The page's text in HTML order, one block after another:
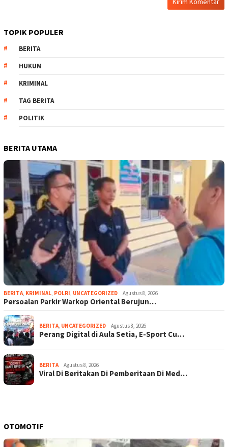
TOPIK POPULER
BERITA
HUKUM
KRIMINAL
TAG BERITA
POLITIK
BERITA UTAMA
BERITA, KRIMINAL, POLRI, UNCATEGORIZED Agustus 8, 2026
Persoalan Parkir Warkop Oriental Berujun…
BERITA, UNCATEGORIZED Agustus 8, 2026
Perang Digital di Aula Setia, E-Sport Cu…
BERITA Agustus 8, 2026
Viral Di Beritakan Di Pemberitaan Di Med…
OTOMOTIF